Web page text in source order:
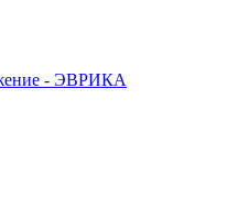
- ЭВРИКА